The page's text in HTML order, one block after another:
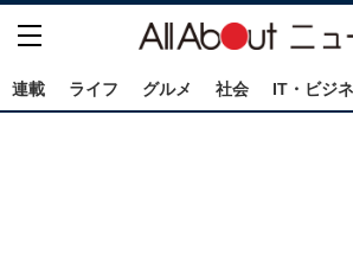
連載 ライフ グルメ 社会 IT・ビジ